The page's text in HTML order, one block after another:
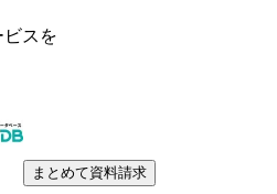
スを
まとめて資料請求